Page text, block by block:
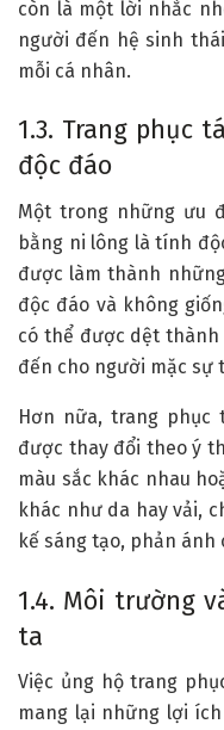
còn là một lời nhắc
người đến hệ sinh
mỗi cá nhân.
1.3. Trang phục
độc đáo
Một trong những ưu
bằng ni lông là tính
được làm thành
độc đáo và không
có thể được dệt thành
đến cho người mặc sự
Hơn nữa, trang
được thay đổi theo ý
màu sắc khác nhau
khác như da hay vải,
kế sáng tạo, phản ánh
1.4. Môi trường
ta
Việc ủng hộ trang
mang lại những lợi